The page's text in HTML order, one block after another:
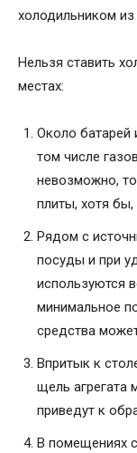
холодильником
Нельзя ставить
местах:
Около батарей
том числе
невозможно,
плиты, хотя
Рядом с
посуды и при
используются
минимальное
средства
Впритык к
щель агрегата
приведут к
В помещениях